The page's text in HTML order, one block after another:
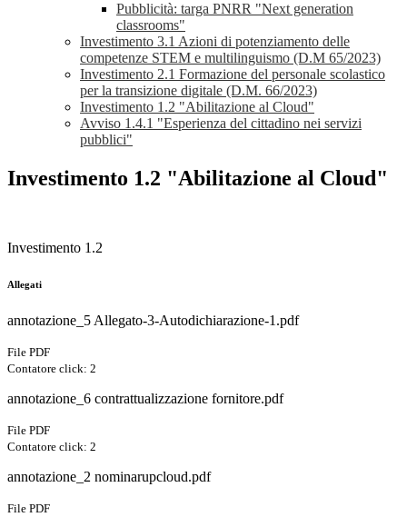
Pubblicità: targa PNRR "Next generation
classrooms"
Investimento 3.1 Azioni di potenziamento delle
competenze STEM e multilinguismo (D.M 65/2023)
Investimento 2.1 Formazione del personale scolastico
per la transizione digitale (D.M. 66/2023)
Investimento 1.2 "Abilitazione al Cloud"
Avviso 1.4.1 "Esperienza del cittadino nei servizi
pubblici"
Investimento 1.2 "Abilitazione al Cloud"
Investimento 1.2
Allegati
annotazione_5 Allegato-3-Autodichiarazione-1.pdf
File PDF
Contatore click: 2
annotazione_6 contrattualizzazione fornitore.pdf
File PDF
Contatore click: 2
annotazione_2 nominarupcloud.pdf
File PDF